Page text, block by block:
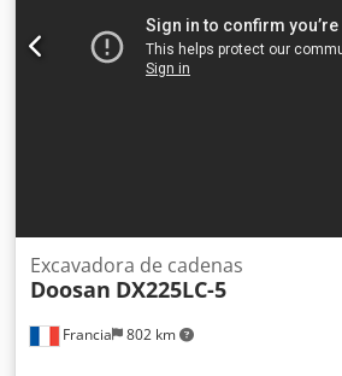
Francia 802 km
Excavadora de cadenas
Doosan DX225LC-5